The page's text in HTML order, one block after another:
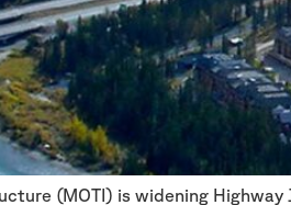
(MOTI) is widening